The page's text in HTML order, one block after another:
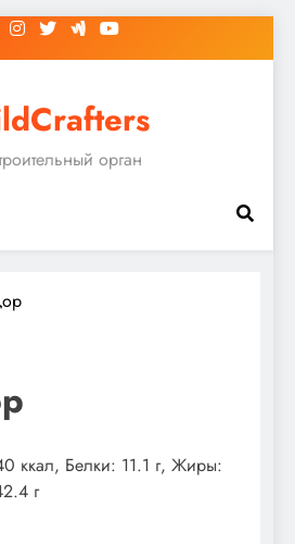
орган
ккал, Белки: 11.1 г, Жиры:
г